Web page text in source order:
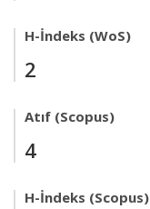
H-İndeks (WoS)
2
Atıf (Scopus)
4
H-İndeks (Scopus)